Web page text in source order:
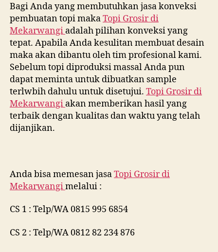
Bagi Anda yang membutuhkan jasa konveksi
pembuatan topi makaTopi Grosir di
Mekarwangi adalah pilihan konveksi yang
tepat. Apabila Anda kesulitan membuat desain
maka akan dibantu oleh tim profesional kami.
Sebelum topi diproduksi massal Anda pun
dapat meminta untuk dibuatkan sample
terlwbih dahulu untuk disetujui. Topi Grosir di
Mekarwangi akan memberikan hasil yang
terbaik dengan kualitas dan waktu yang telah
dijanjikan.
Anda bisa memesan jasaTopi Grosir di
Mekarwangimelalui :
CS 1 : Telp/WA 0815 995 6854
CS 2 : Telp/WA 0812 82 234 876